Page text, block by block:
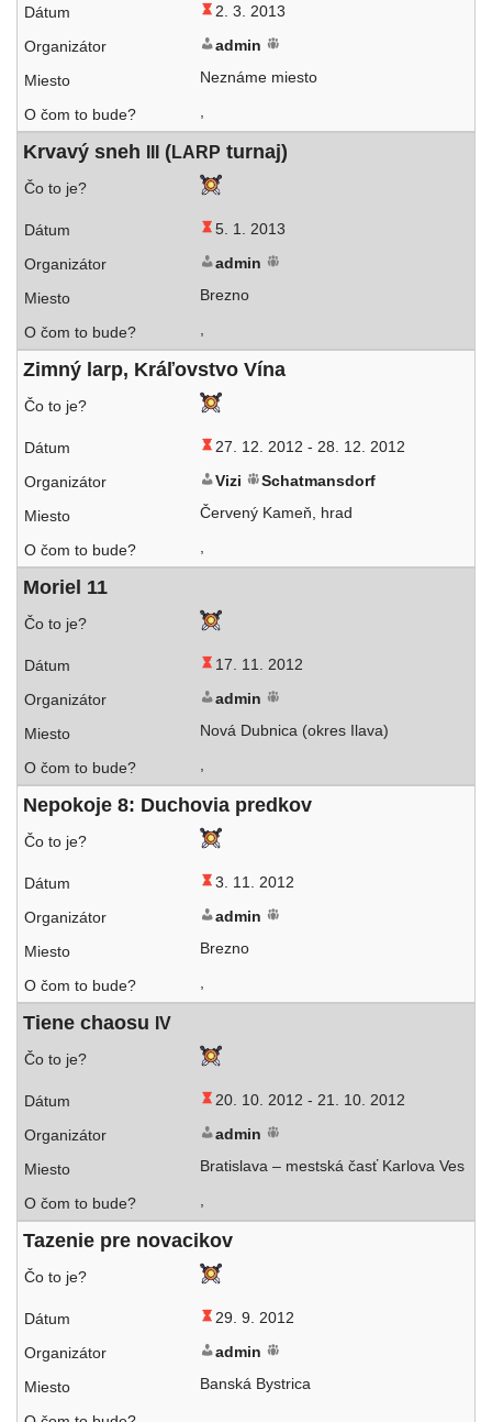
2. 3. 2013
admin
Neznáme miesto
,
Krvavý sneh III (LARP turnaj)
5. 1. 2013
admin
Brezno
,
Zimný larp, Kráľovstvo Vína
27. 12. 2012 - 28. 12. 2012
Vizi
Schatmansdorf
Červený Kameň, hrad
,
Moriel 11
17. 11. 2012
admin
Nová Dubnica (okres Ilava)
,
Nepokoje 8: Duchovia predkov
3. 11. 2012
admin
Brezno
,
Tiene cha­osu IV
20. 10. 2012 - 21. 10. 2012
admin
Bratislava – mest­ská časť Karlova Ves
,
Tazenie pre novacikov
29. 9. 2012
admin
Banská Bystrica